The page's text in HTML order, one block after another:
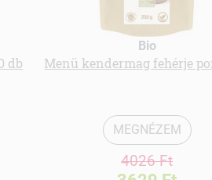
db
Bio
Menü kendermag fehérje
MEGNÉZEM
4026 Ft